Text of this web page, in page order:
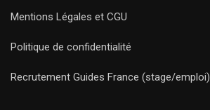
Mentions Légales et CGU
Politique de confidentialité
Recrutement Guides France (stage/emploi)